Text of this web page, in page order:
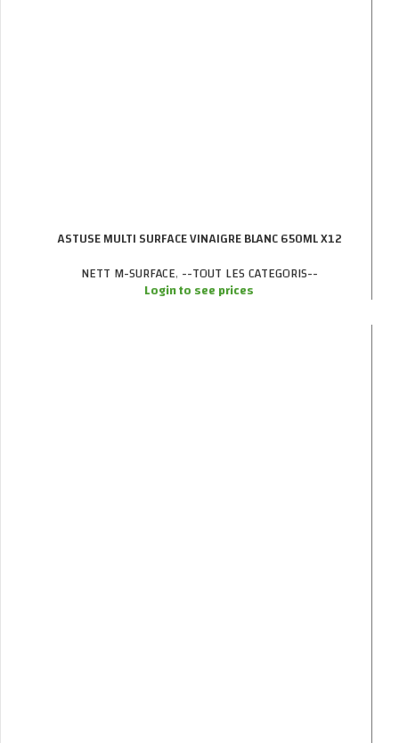
ASTUSE MULTI SURFACE VINAIGRE BLANC 650ML X12
NETT M-SURFACE, --TOUT LES CATEGORIS--
Login to see prices